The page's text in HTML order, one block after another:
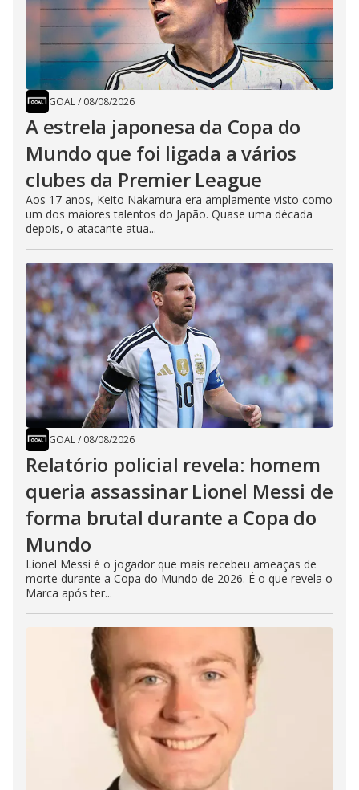
GOAL/ 08/08/2026
A estrela japonesa da Copa do
Mundo que foi ligada a vários
clubes da Premier League
Aos 17 anos, Keito Nakamura era amplamente visto como
um dos maiores talentos do Japão. Quase uma década
depois, o atacante atua...
GOAL/ 08/08/2026
Relatório policial revela: homem
queria assassinar Lionel Messi de
forma brutal durante a Copa do
Mundo
Lionel Messi é o jogador que mais recebeu ameaças de
morte durante a Copa do Mundo de 2026. É o que revela o
Marca após ter...